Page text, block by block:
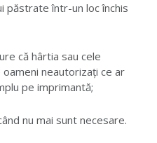
păstrate într-un loc închis
că hârtia sau cele
neautorizați ce ar
pe imprimantă;
nu mai sunt necesare.